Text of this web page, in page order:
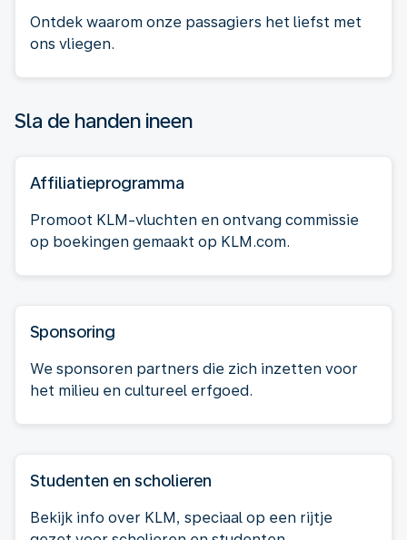
Ontdek waarom onze passagiers het liefst met
ons vliegen.
Sla de handen ineen
Affiliatieprogramma
Promoot KLM-vluchten en ontvang commissie
op boekingen gemaakt op KLM.com.
Sponsoring
We sponsoren partners die zich inzetten voor
het milieu en cultureel erfgoed.
Studenten en scholieren
Bekijk info over KLM, speciaal op een rijtje